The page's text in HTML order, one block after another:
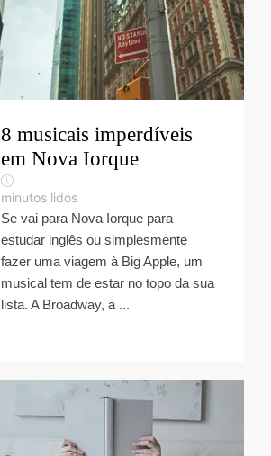
8 musicais imperdíveis
em Nova Iorque
minutos lidos
Se vai para Nova Iorque para
estudar inglês ou simplesmente
fazer uma viagem à Big Apple, um
musical tem de estar no topo da sua
lista. A Broadway, a ...